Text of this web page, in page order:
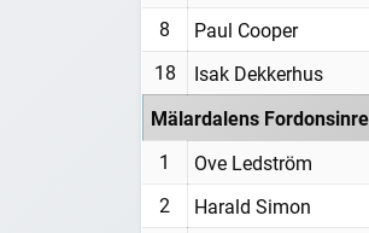
8 Paul Cooper
18
Isak Dekkerhus
Mälardalens
1 Ove Ledström
2 Harald Simon